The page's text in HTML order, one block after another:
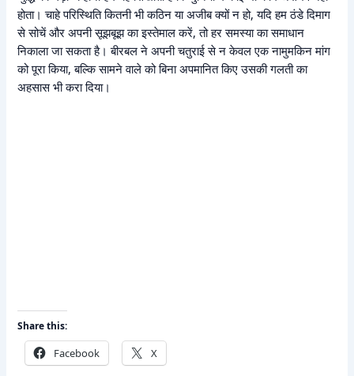
होता। चाहे परिस्थिति कितनी भी कठिन या अजीब क्यों न हो, यदि हम ठंडे दिमाग
से सोचें और अपनी सूझबूझ का इस्तेमाल करें, तो हर समस्या का समाधान
निकाला जा सकता है। बीरबल ने अपनी चतुराई से न केवल एक नामुमकिन मांग
को पूरा किया, बल्कि सामने वाले को बिना अपमानित किए उसकी गलती का
अहसास भी करा दिया।
Share this:
Facebook X